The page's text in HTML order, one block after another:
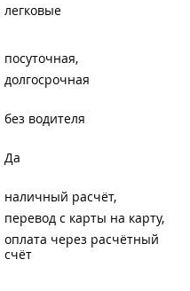
легковые
посуточная
долгосрочная
без водителя
Да
наличный расчёт
перевод с карты на карту
оплата через расчётный
счёт